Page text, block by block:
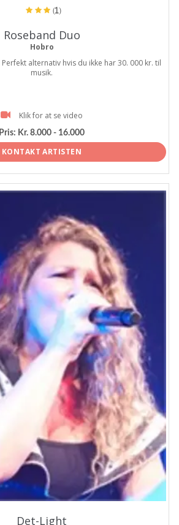
(1)
Roseband Duo
Hobro
alternativ hvis du ikke har 30. 000 kr. til
musik.
Klik for at se video
Pris: Kr. 8.000 - 16.000
KONTAKT ARTISTEN
Det-Light